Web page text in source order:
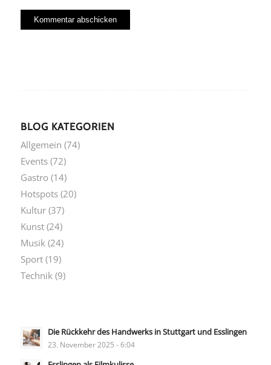
BLOG KATEGORIEN
Allgemein (74)
Events(72)
Gastro (14)
Hotspots(20)
Kultur(37)
Kunst(24)
Musik(24)
Sport(19)
Technik(9)
Die Rückkehr des Handwerks in Stuttgart und Esslingen
23. November 2025 - 6:04